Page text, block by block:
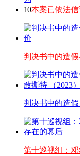
10本案已依法
判决书中的造
判决书中的造
第十巡视组：